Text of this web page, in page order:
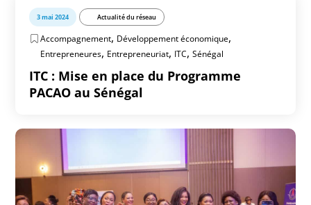
3 mai 2024 Actualité du réseau
Accompagnement, Développement économique,
Entrepreneures, Entrepreneuriat, ITC,Sénégal
ITC : Mise en place du Programme
PACAO au Sénégal